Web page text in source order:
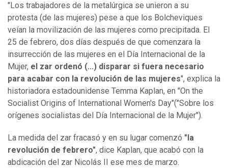
"Los trabajadores de la metalúrgica se unieron a su
protesta (de las mujeres) pese a que los Bolcheviques
veían la movilización de las mujeres como precipitada. El
25 de febrero, dos días después de que comenzara la
insurrección de las mujeres en el Día Internacional de la
Mujer, el zar ordenó (...) disparar si fuera necesario
para acabar con la revolución de las mujeres", explica la
historiadora estadounidense Temma Kaplan, en "On the
Socialist Origins of International Women's Day"("Sobre los
orígenes socialistas del Día Internacional de la Mujer").
La medida del zar fracasó y en su lugar comenzó "la
revolución de febrero", dice Kaplan, que acabó con la
abdicación del zar Nicolás II ese mes de marzo.